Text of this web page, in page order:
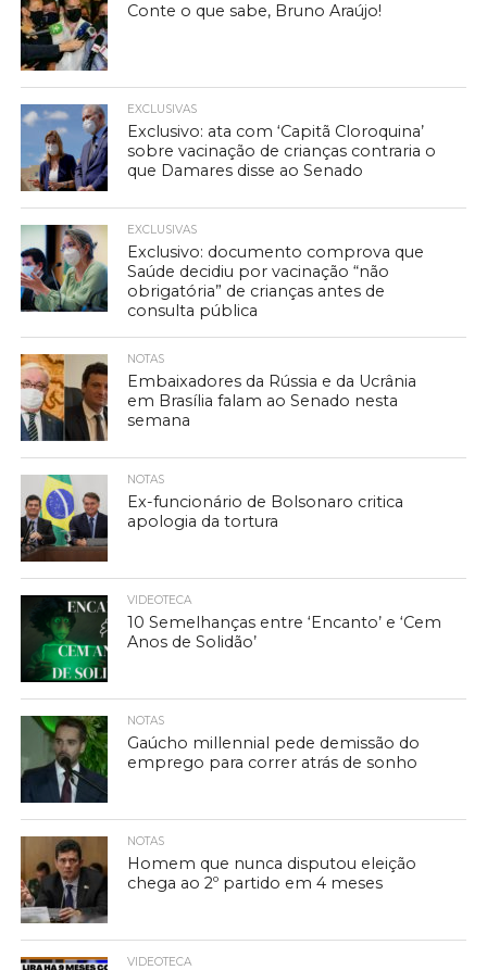
Conte o que sabe, Bruno Araújo!
EXCLUSIVAS
Exclusivo: ata com ‘Capitã Cloroquina’
sobre vacinação de crianças contraria o
que Damares disse ao Senado
EXCLUSIVAS
Exclusivo: documento comprova que
Saúde decidiu por vacinação “não
obrigatória” de crianças antes de
consulta pública
NOTAS
Embaixadores da Rússia e da Ucrânia
em Brasília falam ao Senado nesta
semana
NOTAS
Ex-funcionário de Bolsonaro critica
apologia da tortura
VIDEOTECA
10 Semelhanças entre ‘Encanto’ e ‘Cem
Anos de Solidão’
NOTAS
Gaúcho millennial pede demissão do
emprego para correr atrás de sonho
NOTAS
Homem que nunca disputou eleição
chega ao 2º partido em 4 meses
VIDEOTECA